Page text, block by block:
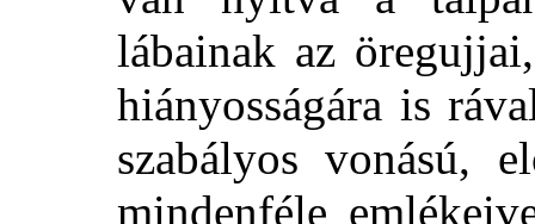
lábainak az
hiányosságára is
szabályos vonású,
mindenféle